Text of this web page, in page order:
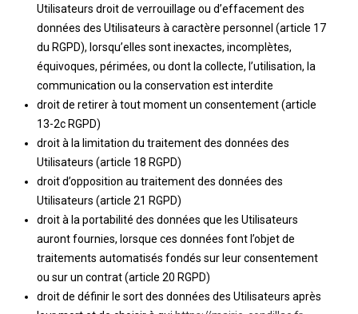
Utilisateurs droit de verrouillage ou d’effacement des
données des Utilisateurs à caractère personnel (article 17
du RGPD), lorsqu’elles sont inexactes, incomplètes,
équivoques, périmées, ou dont la collecte, l’utilisation, la
communication ou la conservation est interdite
droit de retirer à tout moment un consentement (article
13-2c RGPD)
droit à la limitation du traitement des données des
Utilisateurs (article 18 RGPD)
droit d’opposition au traitement des données des
Utilisateurs (article 21 RGPD)
droit à la portabilité des données que les Utilisateurs
auront fournies, lorsque ces données font l’objet de
traitements automatisés fondés sur leur consentement
ou sur un contrat (article 20 RGPD)
droit de définir le sort des données des Utilisateurs après